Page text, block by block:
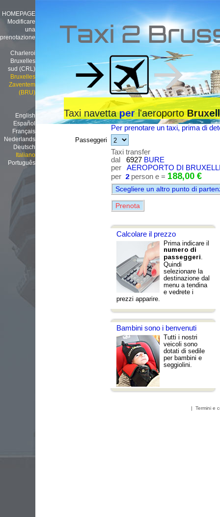
HOMEPAGE
Modificare
una
prenotazione
Charleroi
Bruxelles
sud (CRL)
Bruxelles
Zaventem
(BRU)
English
Español
Français
Nederlands
Deutsch
Italiano
Português
Taxi 2
Taxi navettaperl'aeroporto
Per prenotare un taxi, prima di
Passeggeri
Taxi transfer
dal 6927 BURE
per
AEROPORTO DI
per 2 person e = 188,00 €
Calcolare il prezzo
Prima indicare il
numero di
passeggeri
Quindi
selezionare la
destinazione dal
menu a tendina
e vedrete i
prezzi apparire.
Bambini sono i benvenuti
Tutti i nostri
veicoli sono
dotati di sedile
per bambini e
seggiolini.
| Termini e